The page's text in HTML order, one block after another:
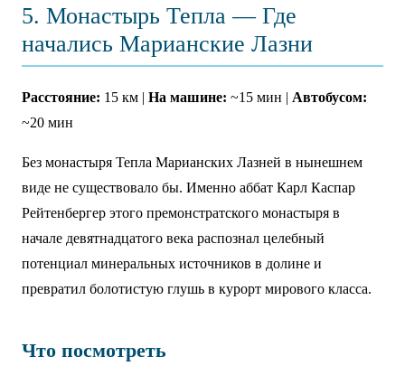
5. Монастырь Тепла — Где
начались Марианские Лазни
Расстояние: 15 км | На машине: ~15 мин | Автобусом:
~20 мин
Без монастыря Тепла Марианских Лазней в нынешнем
виде не существовало бы. Именно аббат Карл Каспар
Рейтенбергер этого премонстратского монастыря в
начале девятнадцатого века распознал целебный
потенциал минеральных источников в долине и
превратил болотистую глушь в курорт мирового класса.
Что посмотреть